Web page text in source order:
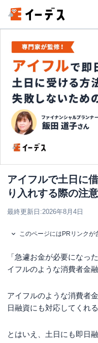
アイフルで土日に
り入れする際の注
最終更新日:2026年8月4日
このページにはPRリンクが
「急遽お金が必要になっ
イフルのような消費者金融
アイフルのような消費者
日融資にも対応してくれ
とはいえ、土日にも即日